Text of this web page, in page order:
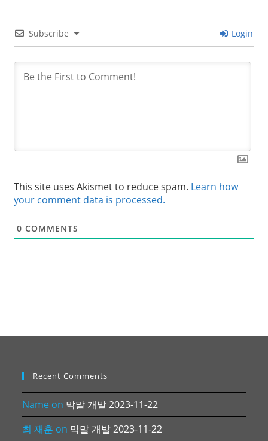
Subscribe Login
This site uses Akismet to reduce spam. Learn how
your comment data is processed.
0 COMMENTS
Recent Comments
Name on 막말 개발 2023-11-22
최 재훈 on 막말 개발 2023-11-22